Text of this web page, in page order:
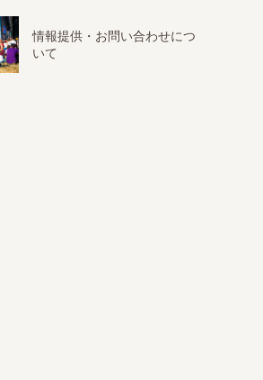
情報提供・お問い合わせにつ
いて